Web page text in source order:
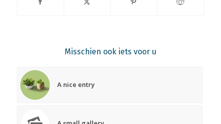
Misschien ook iets voor u
A nice entry